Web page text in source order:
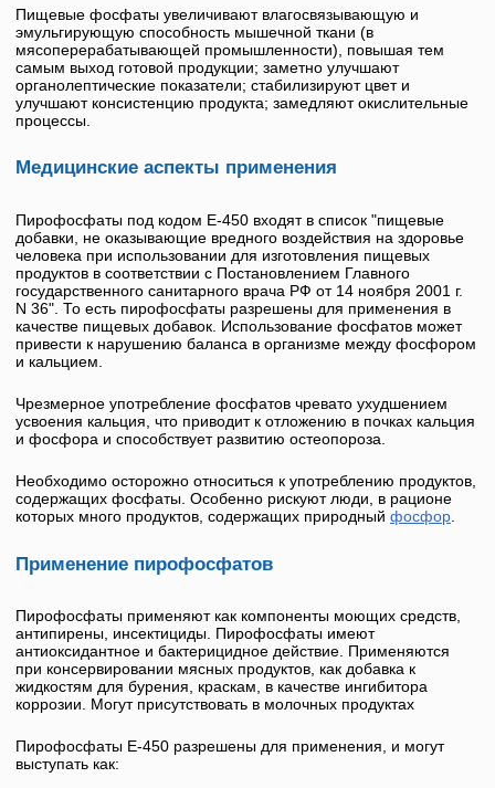
Пищевые фосфаты увеличивают влагосвязывающую и
эмульгирующую способность мышечной ткани (в
мясоперерабатывающей промышленности), повышая тем
самым выход готовой продукции; заметно улучшают
органолептические показатели; стабилизируют цвет и
улучшают консистенцию продукта; замедляют окислительные
процессы.
Медицинские аспекты применения
Пирофосфаты под кодом Е-450 входят в список "пищевые
добавки, не оказывающие вредного воздействия на здоровье
человека при использовании для изготовления пищевых
продуктов в соответствии с Постановлением Главного
государственного санитарного врача РФ от 14 ноября 2001 г.
N 36". То есть пирофосфаты разрешены для применения в
качестве пищевых добавок. Использование фосфатов может
привести к нарушению баланса в организме между фосфором
и кальцием.
Чрезмерное употребление фосфатов чревато ухудшением
усвоения кальция, что приводит к отложению в почках кальция
и фосфора и способствует развитию остеопороза.
Необходимо осторожно относиться к употреблению продуктов,
содержащих фосфаты. Особенно рискуют люди, в рационе
которых много продуктов, содержащих природный фосфор.
Применение пирофосфатов
Пирофосфаты применяют как компоненты моющих средств,
антипирены, инсектициды. Пирофосфаты имеют
антиоксидантное и бактерицидное действие. Применяются
при консервировании мясных продуктов, как добавка к
жидкостям для бурения, краскам, в качестве ингибитора
коррозии. Могут присутствовать в молочных продуктах
Пирофосфаты Е-450 разрешены для применения, и могут
выступать как: